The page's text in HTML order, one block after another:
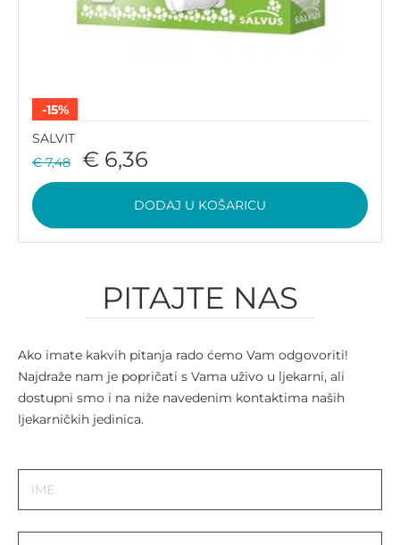
-15%
SALVIT
€ 7,48
€ 6,36
DODAJ U KOŠARICU
PITAJTE NAS
Ako imate kakvih pitanja rado ćemo Vam odgovoriti!
Najdraže nam je popričati s Vama uživo u ljekarni, ali
dostupni smo i na niže navedenim kontaktima naših
ljekarničkih jedinica.